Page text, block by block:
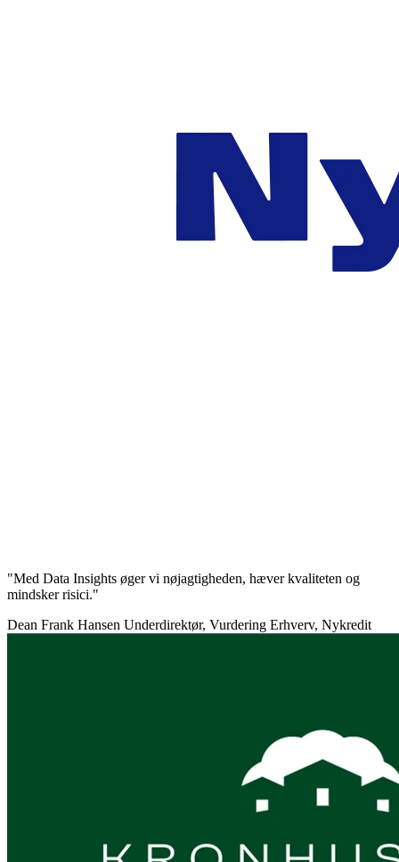
"Med Data Insights øger vi nøjagtigheden, hæver kvaliteten og
mindsker risici."
Dean Frank Hansen Underdirektør, Vurdering Erhverv, Nykredit